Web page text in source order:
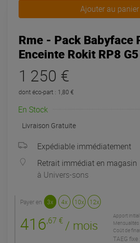
Ajouter au panier
Rme - Pack Babyface
Enceinte Rokit RP8
1 250 €
dont éco-part : 1,80 €
En Stock
Livraison Gratuite
Expédiable immédiatement
Retrait immédiat en magasin
à Univers-sons
Payer en 3x 4x 10x 12x
416,67 € / mois
Apport initial :
Mensualités :
Coût de
TAEG fixe :